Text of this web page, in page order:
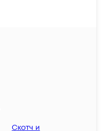
Скотч и